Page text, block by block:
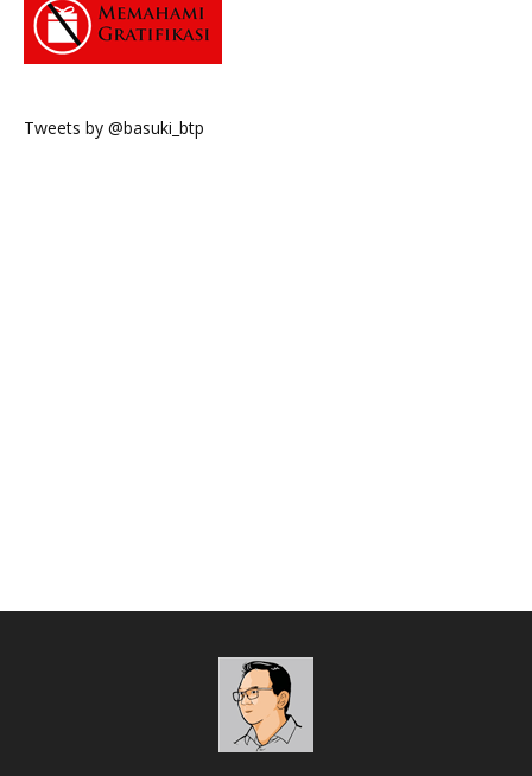
Tweets by @basuki_btp